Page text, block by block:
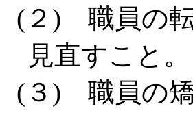
(２) 職員の転
見直すこと。
(３) 職員の矯